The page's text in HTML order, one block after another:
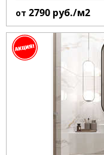
от 2790 руб./м2